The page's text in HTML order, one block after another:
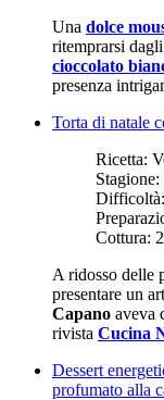
Una dolce
ritemprarsi
cioccolato
presenza
Torta di natale
Ricetta:
Stagione:
Difficoltà:
Cottura:
A ridosso delle
presentare un
Capano aveva
rivista Cucina
Dessert
profumato alla